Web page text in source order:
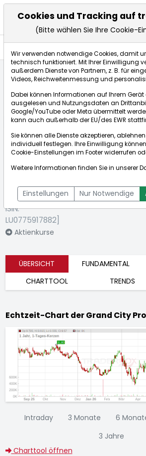
Börse:
Properties
[WKN: A1JXCV |
ISIN:
LU0775917882]
Aktienkurse
ÜBERSICHT FUNDAMENTAL
CHARTTOOL
TRENDS
Echtzeit-Chart der Grand City
Intraday 3 Monate 6
3 Jahre
Charttool öffnen
Cookies und Tracking auf
(Bitte wählen Sie Ihre Cookie-
Wir verwenden notwendige Cookies, damit
technisch funktioniert. Mit Ihrer Einwilligung
außerdem Dienste von Partnern, z. B. für
Videos, Reichweitenmessung und
Dabei können Informationen auf Ihrem
ausgelesen und Nutzungsdaten an
Google/YouTube oder Meta übermittelt
kann auch außerhalb der EU/des EWR
Sie können alle Dienste akzeptieren,
individuell festlegen. Ihre Einwilligung
Cookie-Einstellungen im Footer widerrufen
Weitere Informationen finden Sie in unserer
Einstellungen Nur Notwendige